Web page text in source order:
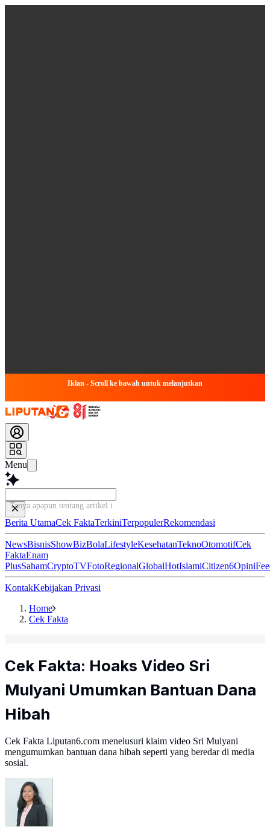
Iklan - Scroll ke bawah untuk melanjutkan
Menu
Tanya apapun tentang artikel ini...
Berita UtamaCek FaktaTerkiniTerpopulerRekomendasi
NewsBisnisShowBizBolaLifestyleKesehatanTeknoOtomotifCek
FaktaEnam
PlusSahamCryptoTVFotoRegionalGlobalHotIslamiCitizen6Opini
KontakKebijakan Privasi
Home
Cek Fakta
Cek Fakta: Hoaks Video Sri
Mulyani Umumkan Bantuan Dana
Hibah
Cek Fakta Liputan6.com menelusuri klaim video Sri Mulyani
mengumumkan bantuan dana hibah seperti yang beredar di media
sosial.